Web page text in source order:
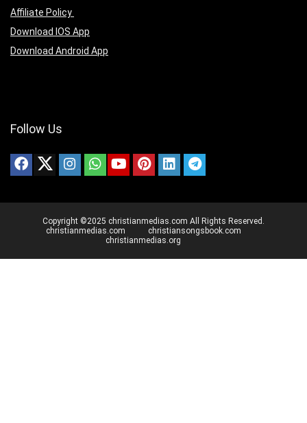
Affiliate Policy
Download IOS App
Download Android App
Follow Us
Copyright ©2025 christianmedias.com All Rights Reserved.
christianmedias.com
christiansongsbook.com
christianmedias.org